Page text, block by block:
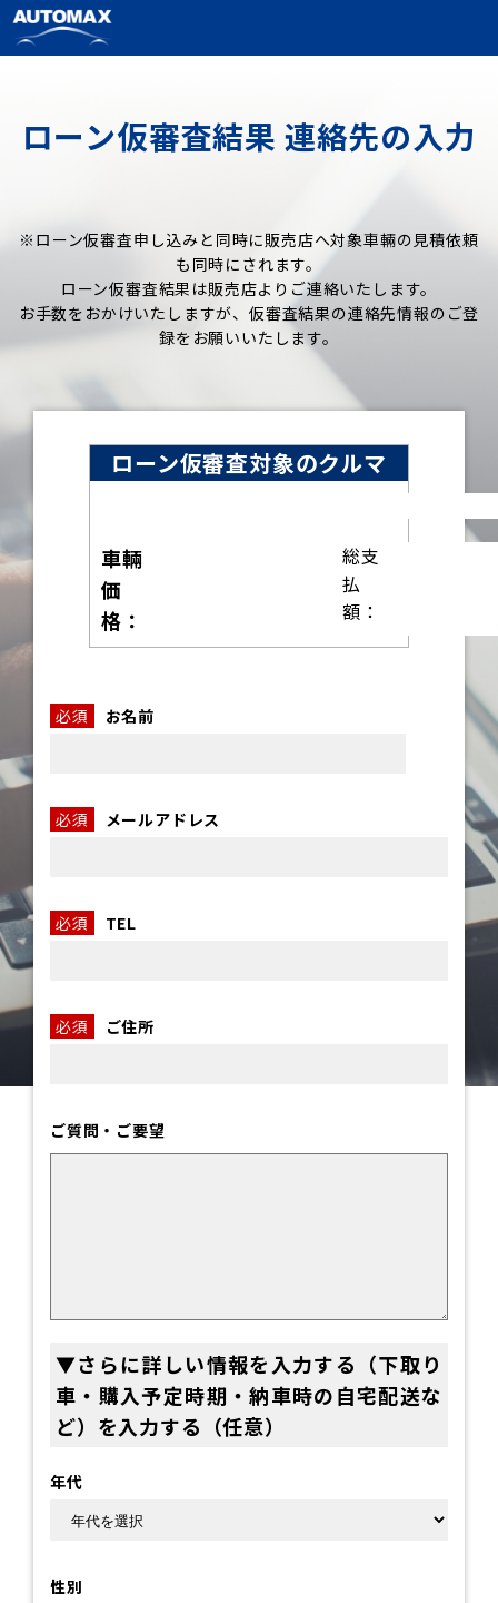
ローン仮審査結果 連絡先の入力
※ローン仮審査申し込みと同時に販売店へ対象車輛の見積依頼
も同時にされます。
ローン仮審査結果は販売店よりご連絡いたします。
お手数をおかけいたしますが、仮審査結果の連絡先情報のご登
録をお願いいたします。
ローン仮審査対象のクルマ
車輛
価
格：
総支
払
額：
必須 お名前
必須 メールアドレス
必須 TEL
必須 ご住所
ご質問・ご要望
▼さらに詳しい情報を入力する（下取り
車・購入予定時期・納車時の自宅配送な
ど）を入力する（任意）
年代
性別